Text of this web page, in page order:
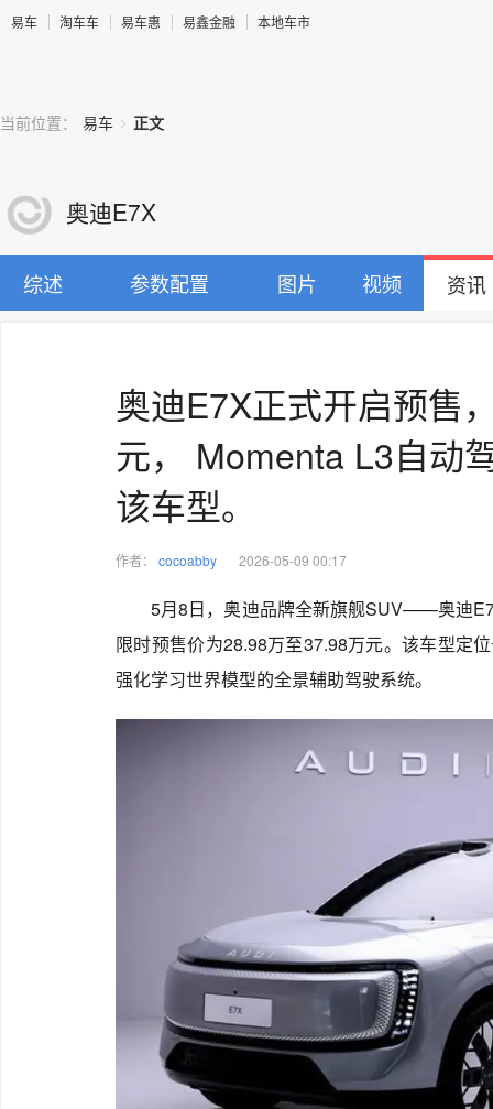
易车 淘车车 易车惠 易鑫金融 本地车市
当前位置： 易车 > 正文
奥迪E7X
综述 参数配置 图片 视频 资讯
奥迪E7X正式开启预售
元， Momenta L3自动
该车型。
作者： cocoabby 2026-05-09 00:17
5月8日，奥迪品牌全新旗舰SUV——奥迪
限时预售价为28.98万至37.98万元。该车型定
强化学习世界模型的全景辅助驾驶系统。